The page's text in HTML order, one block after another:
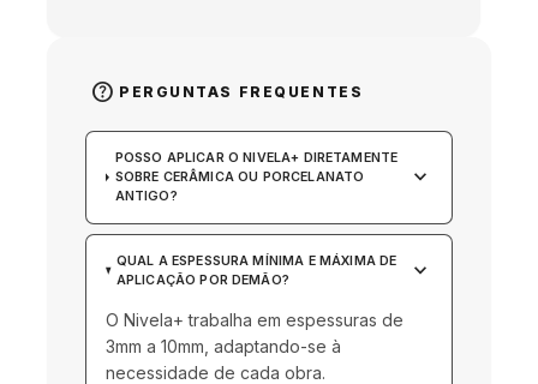
help PERGUNTAS FREQUENTES
POSSO APLICAR O NIVELA+ DIRETAMENTE
SOBRE CERÂMICA OU PORCELANATO
ANTIGO?
keyboard_arrow_down
QUAL A ESPESSURA MÍNIMA E MÁXIMA DE
APLICAÇÃO POR DEMÃO?
keyboard_arrow_down
O Nivela+ trabalha em espessuras de
3mm a 10mm, adaptando-se à
necessidade de cada obra.